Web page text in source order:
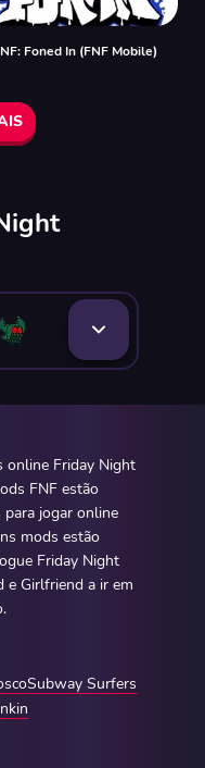
Foned In (FNF Mobile)
online Friday Night
FNF estão
jogar online
mods estão
Friday Night
e Girlfriend a ir em
Subway Surfers